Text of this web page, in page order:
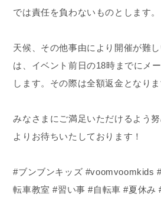
では責任を負わないものとします。
天候、その他事由により開催が難
は、イベント前日の18時までにメ
します。その際は全額返金となりま
みなさまにご満足いただけるよう
よりお待ちいたしております！
#ブンブンキッズ #voomvoomkids
転車教室 #習い事 #自転車 #夏休み